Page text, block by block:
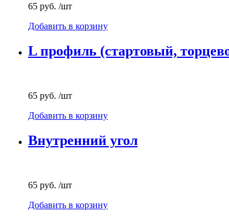
65 руб. /шт
Добавить в корзину
L профиль (стартовый,
65 руб. /шт
Добавить в корзину
Внутренний угол
65 руб. /шт
Добавить в корзину